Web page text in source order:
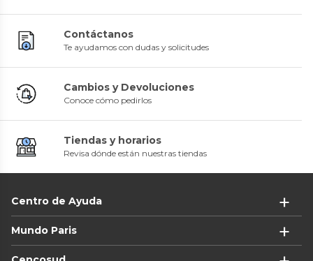
Contáctanos
Te ayudamos con dudas y solicitudes
Cambios y Devoluciones
Conoce cómo pedirlos
Tiendas y horarios
Revisa dónde están nuestras tiendas
Centro de Ayuda
Mundo Paris